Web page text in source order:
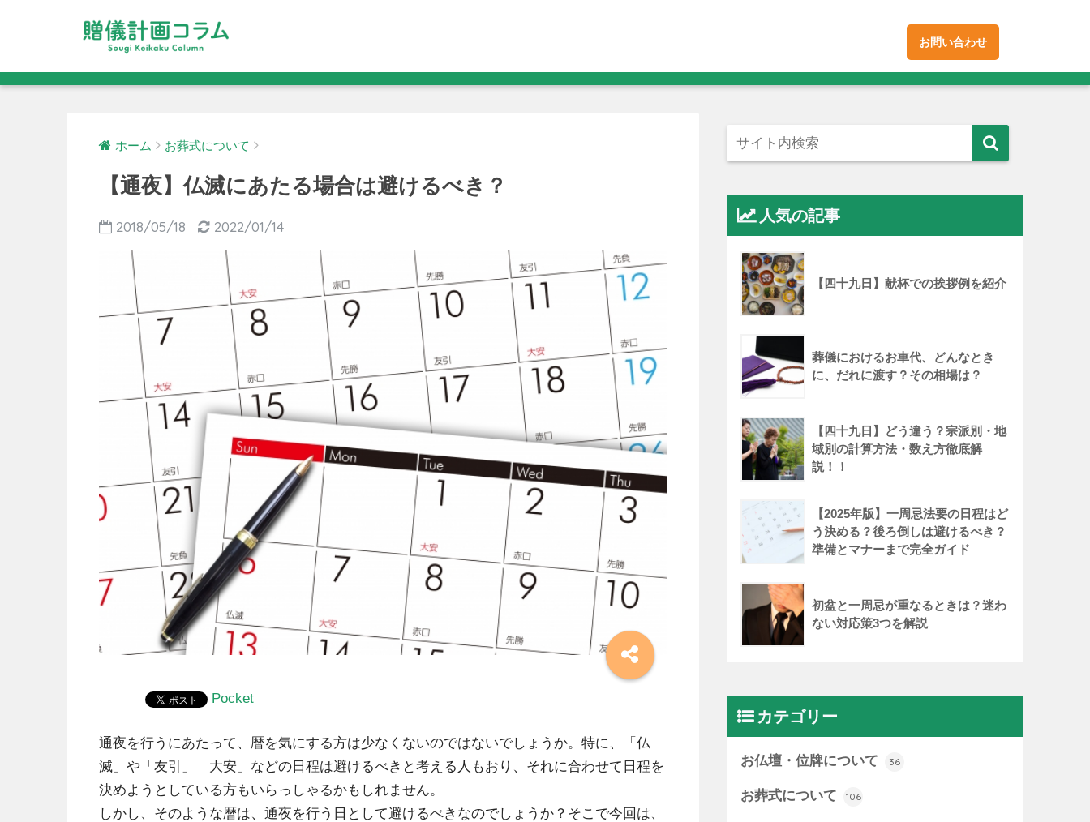
お問い合わせ
ホーム お葬式について
【通夜】仏滅にあたる場合は避けるべき？
2018/05/18 2022/01/14
Pocket
通夜を行うにあたって、暦を気にする方は少なくないのではないでしょうか。特に、「仏
滅」や「友引」「大安」などの日程は避けるべきと考える人もおり、それに合わせて日程を
決めようとしている方もいらっしゃるかもしれません。
しかし、そのような暦は、通夜を行う日として避けるべきなのでしょうか？そこで今回は、
人気の記事
【四十九日】献杯での挨拶例を紹介
葬儀におけるお車代、どんなとき
に、だれに渡す？その相場は？
【四十九日】どう違う？宗派別・地
域別の計算方法・数え方徹底解
説！！
【2025年版】一周忌法要の日程はど
う決める？後ろ倒しは避けるべき？
準備とマナーまで完全ガイド
初盆と一周忌が重なるときは？迷わ
ない対応策3つを解説
カテゴリー
お仏壇・位牌について 36
お葬式について 106